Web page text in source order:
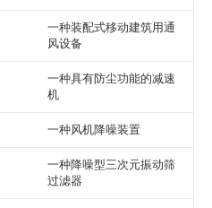
一种装配式移动建筑用通
风设备
一种具有防尘功能的减速
机
一种风机降噪装置
一种降噪型三次元振动筛
过滤器